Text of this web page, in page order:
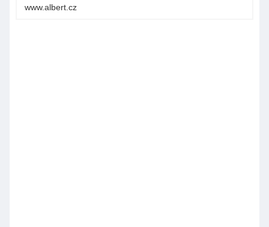
www.albert.cz